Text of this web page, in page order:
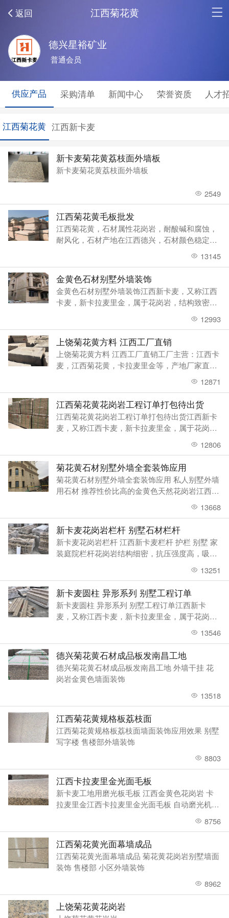
返回 江西菊花黄
德兴星裕矿业
普通会员
供应产品 采购清单 新闻中心 荣誉资质 人才
江西菊花黄 江西新卡麦
新卡麦菊花黄荔枝面外墙板
新卡麦菊花黄荔枝面外墙板
2549
江西菊花黄毛板批发
江西菊花黄，石材属性花岗岩，耐酸碱和腐蚀，
耐风化，石材产地在江西德兴，石材颜色稳定，
材，工程板，异形板，外墙干挂板，圆柱，石桌
椅，毛板等，用于室外外墙装饰，园林
13145
金黄色石材别墅外墙装饰
金黄色石材别墅外墙装饰江西新卡麦，又称江西
卡麦，新卡拉麦里金，属于花岗岩，结构致密，
上饶市德兴有丰富的矿山资源储备，产量大，石
材底色以浅黄色为主，黑色色调点缀
12993
上饶菊花黄方料 江西工厂直销
上饶菊花黄方料 江西工厂直销工厂主营：江西卡
麦，江西菊花黄，卡拉麦里金等，产地厂家直
采，石材加工生产销售为一体的综合型企业，年
开采量在30万立方，且拥有自己的加工
12871
江西菊花黄花岗岩工程订单打包待出货
江西菊花黄花岗岩工程订单打包待出货江西新卡
麦，又称江西卡麦，新卡拉麦里金，属于花岗
可做异形加工，上饶市德兴有丰富的矿山资源储
备，产量大，石材底色以浅黄色为主，
12806
菊花黄石材别墅外墙全套装饰应用
菊花黄石材别墅外墙全套装饰应用 私人别墅外墙
用石材 推荐性价比高的金黄色天然花岗岩江西德
13668
新卡麦花岗岩栏杆 别墅石材栏杆
新卡麦花岗岩栏杆 江西新卡麦栏杆 护栏 别墅 家
装庭院栏杆花岗岩结构细密，抗压强度高，吸水
花岗岩呈细粒、中粒、粗粒旳粒状结构，或似斑
状结构，其颗粒均匀细密，间隙小
13251
新卡麦圆柱 异形系列 别墅工程订单
新卡麦圆柱 异形系列 别墅工程订单江西新卡
麦，又称江西卡麦，新卡拉麦里金，属于花岗
可做异形加工，上饶市德兴有丰富的矿山资源储
备，产量大，石材底色以浅黄色为主，黑
13546
德兴菊花黄石材成品板发南昌工地
德兴菊花黄石材成品板发南昌工地 外墙干挂 花
岗岩金黄色墙面装饰
13518
江西菊花黄规格板荔枝面
江西菊花黄规格板荔枝面墙面装饰应用效果 别墅
写字楼 售楼部外墙装饰
8803
江西卡拉麦里金光面毛板
新卡麦工地用磨光板毛板 江西金黄色花岗岩 卡
拉麦里金江西卡拉麦里金光面毛板 自动磨光机加
8756
江西菊花黄光面幕墙成品
江西菊花黄光面幕墙成品 菊花黄花岗岩别墅墙面
装饰 售楼部 小区外墙装饰
8962
上饶菊花黄花岗岩